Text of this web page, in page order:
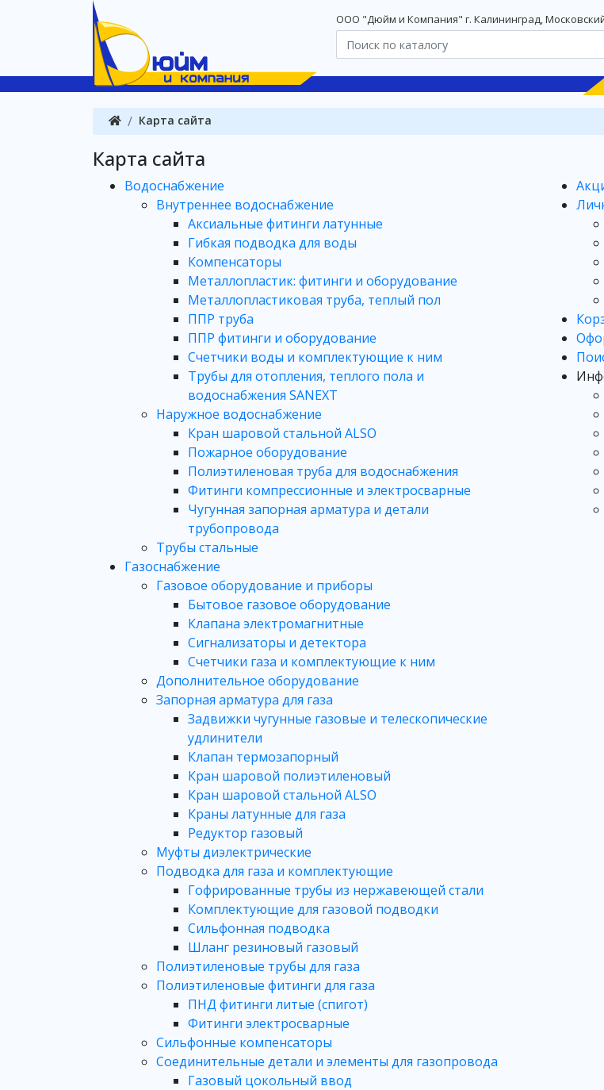
OOO "Дюйм и Компания" г. Калининград,
Карта сайта
Карта сайта
Водоснабжение
Внутреннее водоснабжение
Аксиальные фитинги латунные
Гибкая подводка для воды
Компенсаторы
Металлопластик: фитинги и оборудование
Металлопластиковая труба, теплый пол
ППР труба
ППР фитинги и оборудование
Счетчики воды и комплектующие к ним
Трубы для отопления, теплого пола и
водоснабжения SANEXT
Наружное водоснабжение
Кран шаровой стальной ALSO
Пожарное оборудование
Полиэтиленовая труба для водоснабжения
Фитинги компрессионные и электросварные
Чугунная запорная арматура и детали
трубопровода
Трубы стальные
Газоснабжение
Газовое оборудование и приборы
Бытовое газовое оборудование
Клапана электромагнитные
Сигнализаторы и детектора
Счетчики газа и комплектующие к ним
Дополнительное оборудование
Запорная арматура для газа
Задвижки чугунные газовые и телескопические
удлинители
Клапан термозапорный
Кран шаровой полиэтиленовый
Кран шаровой стальной ALSO
Краны латунные для газа
Редуктор газовый
Муфты диэлектрические
Подводка для газа и комплектующие
Гофрированные трубы из нержавеющей стали
Комплектующие для газовой подводки
Сильфонная подводка
Шланг резиновый газовый
Полиэтиленовые трубы для газа
Полиэтиленовые фитинги для газа
ПНД фитинги литые (спигот)
Фитинги электросварные
Сильфонные компенсаторы
Соединительные детали и элементы для газопровода
Газовый цокольный ввод